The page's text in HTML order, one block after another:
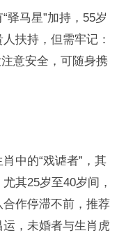
驿马星”加持，55岁
扶持，但需牢记：
意安全，可随身携
中的“戏谑者”，其
其25岁至40岁间，
作停滞不前，推荐
，未婚者与生肖虎